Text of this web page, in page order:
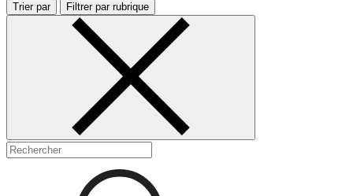
Trier par Filtrer par rubrique